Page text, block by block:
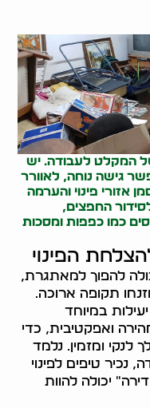
המקלט לעבודה. יש
גישה נוחה, לאוורר
אזורי פינוי והערמה
החפצים,
כמו כפפות ומסכות
הפינוי
להפוך למאתגרת,
תקופה ארוכה.
במיוחד
ואפקטיבית, כדי
ומזמין. נלמד
נכיר טיפים לפינוי
יכולה להוות